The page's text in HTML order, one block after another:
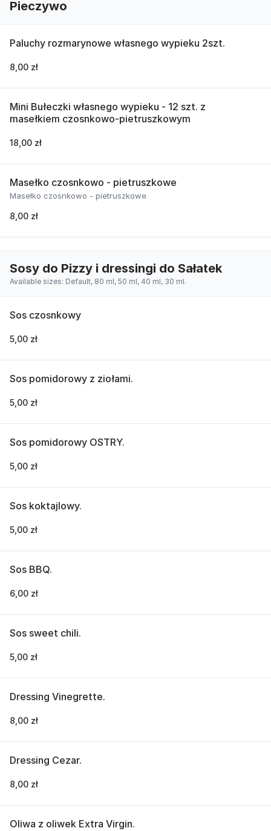
Pieczywo
Paluchy rozmarynowe własnego wypieku 2szt.
8,00 zł
Mini Bułeczki własnego wypieku - 12 szt. z
masełkiem czosnkowo-pietruszkowym
18,00 zł
Masełko czosnkowo - pietruszkowe
Masełko czosnkowo - pietruszkowe
8,00 zł
Sosy do Pizzy i dressingi do Sałatek
Available sizes: Default, 80 ml, 50 ml, 40 ml, 30 ml.
Sos czosnkowy
5,00 zł
Sos pomidorowy z ziołami.
5,00 zł
Sos pomidorowy OSTRY.
5,00 zł
Sos koktajlowy.
5,00 zł
Sos BBQ.
6,00 zł
Sos sweet chili.
5,00 zł
Dressing Vinegrette.
8,00 zł
Dressing Cezar.
8,00 zł
Oliwa z oliwek Extra Virgin.